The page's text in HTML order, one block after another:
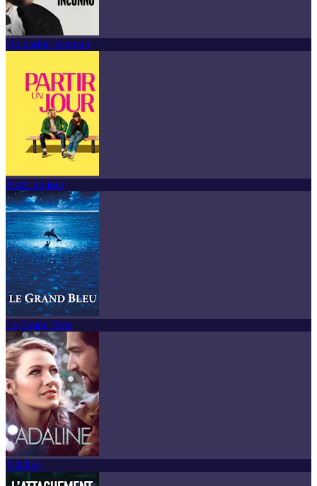
Un parfait inconnu
Partir un jour
Le Grand Bleu
Adaline